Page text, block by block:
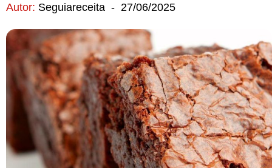
Pão
Salada
Almoço
Cocada
Autor: Seguiareceita - 27/06/2025